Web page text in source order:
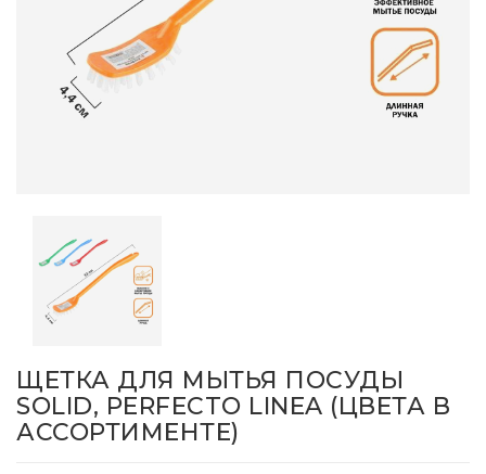
ЩЕТКА ДЛЯ МЫТЬЯ ПОСУДЫ
SOLID, PERFECTO LINEA (ЦВЕТА В
АССОРТИМЕНТЕ)